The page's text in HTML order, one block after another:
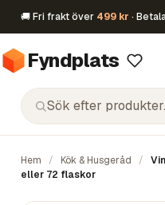
🚚 Fri frakt över 499 kr ·
Fyndplats
Hem / Kök & Husgeråd /
eller 72 flaskor